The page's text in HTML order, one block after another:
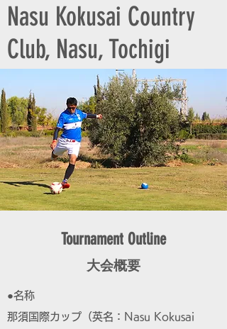
Nasu Kokusai Country
Club, Nasu, Tochigi
Tournament Outline
大会概要
●名称
那須国際カップ（英名：Nasu Kokusai